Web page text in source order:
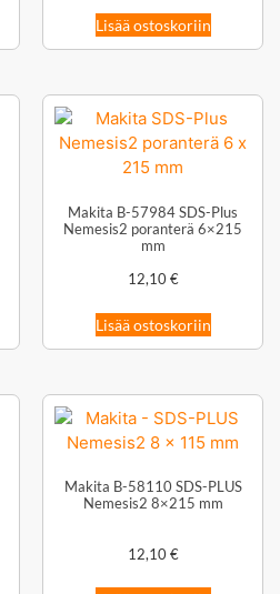
Lisää ostoskoriin
Makita B-57984 SDS-Plus
Nemesis2 poranterä 6×215
mm
12,10€
Lisää ostoskoriin
Makita B-58110 SDS-PLUS
Nemesis2 8×215 mm
12,10€